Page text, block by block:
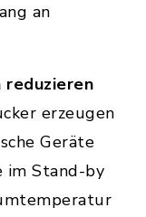
an
reduzieren
erzeugen
Geräte
Stand-by